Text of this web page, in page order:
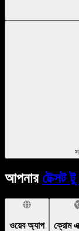
আপনার টেক্সট
ওয়েব অ্যাপ ক্রোম